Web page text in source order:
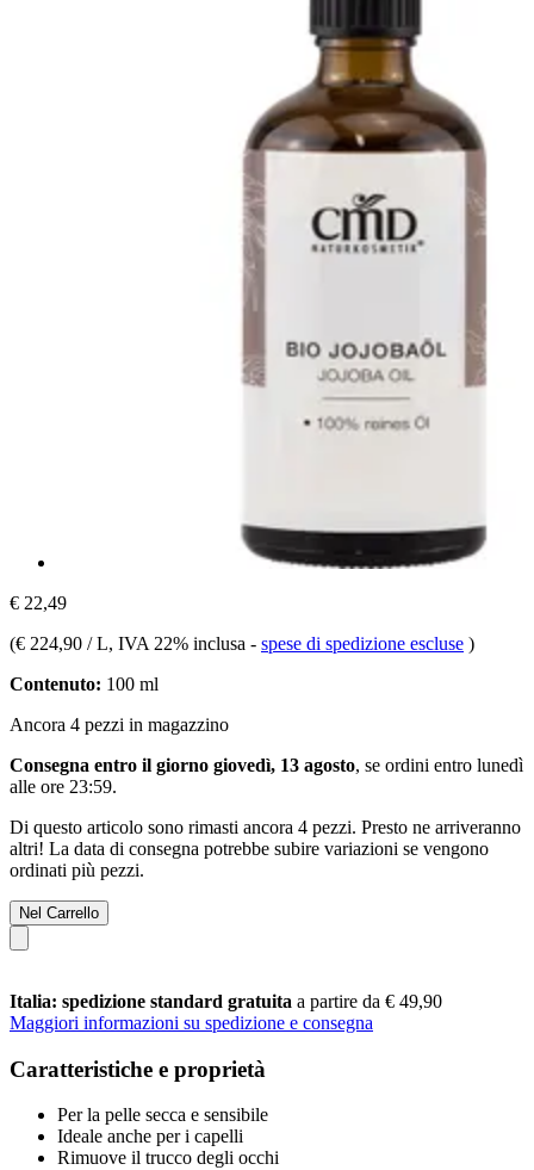
€ 22,49
(€ 224,90 / L, IVA 22% inclusa - spese di spedizione escluse )
Contenuto: 100 ml
Ancora 4 pezzi in magazzino
Consegna entro il giorno giovedì, 13 agosto, se ordini entro lunedì
alle ore 23:59.
Di questo articolo sono rimasti ancora 4 pezzi. Presto ne arriveranno
altri! La data di consegna potrebbe subire variazioni se vengono
ordinati più pezzi.
Nel Carrello
Italia: spedizione standard gratuita a partire da € 49,90
Maggiori informazioni su spedizione e consegna
Caratteristiche e proprietà
Per la pelle secca e sensibile
Ideale anche per i capelli
Rimuove il trucco degli occhi